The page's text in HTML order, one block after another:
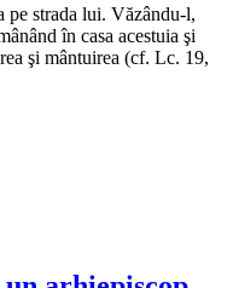
pe strada lui. Văzându-l,
în casa acestuia şi
şi mântuirea (cf. Lc. 19,